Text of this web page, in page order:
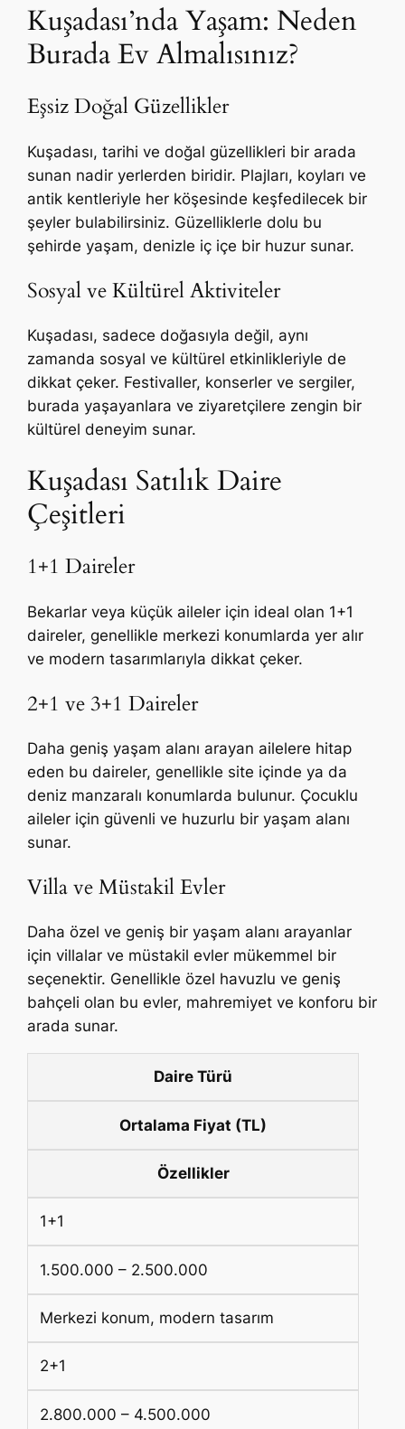
Kuşadası’nda Yaşam: Neden
Burada Ev Almalısınız?
Eşsiz Doğal Güzellikler
Kuşadası, tarihi ve doğal güzellikleri bir arada
sunan nadir yerlerden biridir. Plajları, koyları ve
antik kentleriyle her köşesinde keşfedilecek bir
şeyler bulabilirsiniz. Güzelliklerle dolu bu
şehirde yaşam, denizle iç içe bir huzur sunar.
Sosyal ve Kültürel Aktiviteler
Kuşadası, sadece doğasıyla değil, aynı
zamanda sosyal ve kültürel etkinlikleriyle de
dikkat çeker. Festivaller, konserler ve sergiler,
burada yaşayanlara ve ziyaretçilere zengin bir
kültürel deneyim sunar.
Kuşadası Satılık Daire
Çeşitleri
1+1 Daireler
Bekarlar veya küçük aileler için ideal olan 1+1
daireler, genellikle merkezi konumlarda yer alır
ve modern tasarımlarıyla dikkat çeker.
2+1 ve 3+1 Daireler
Daha geniş yaşam alanı arayan ailelere hitap
eden bu daireler, genellikle site içinde ya da
deniz manzaralı konumlarda bulunur. Çocuklu
aileler için güvenli ve huzurlu bir yaşam alanı
sunar.
Villa ve Müstakil Evler
Daha özel ve geniş bir yaşam alanı arayanlar
için villalar ve müstakil evler mükemmel bir
seçenektir. Genellikle özel havuzlu ve geniş
bahçeli olan bu evler, mahremiyet ve konforu bir
arada sunar.
Daire Türü
Ortalama Fiyat (TL)
Özellikler
1+1
1.500.000 – 2.500.000
Merkezi konum, modern tasarım
2+1
2.800.000 – 4.500.000